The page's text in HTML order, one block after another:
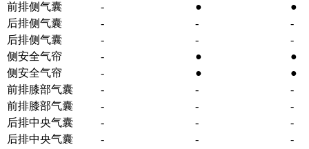
前排侧气囊
- ●
●
后排侧气囊
- -
-
后排侧气囊
- -
-
侧安全气帘
- ●
●
侧安全气帘
- ●
●
前排膝部气囊
- -
-
前排膝部气囊
- -
-
后排中央气囊
- -
-
后排中央气囊
- -
-